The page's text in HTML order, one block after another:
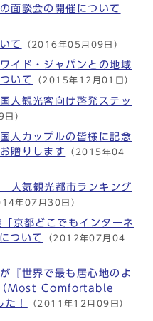
面談会の開催について
て （2016年05月09日）
イド・ジャパンとの地域
いて
（2015年12月01日）
人観光客向け啓発ステッ
）
人カップルの皆様に記念
贈りします
（2015年04
気観光都市ランキング
年07月30日）
京都どこでもインターネ
ついて
（2012年07月04
『世界で最も居心地のよ
Most Comfortable
！
（2011年12月09日）